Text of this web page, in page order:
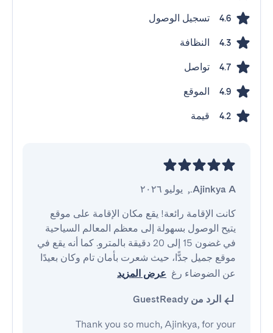
4.6 تسجيل الوصول
4.3 النظافة
4.7 تواصل
4.9 الموقع
4.2 قيمة
Ajinkya A.
, يوليو ٢٠٢٦
عن الضوضاء رغ عرض المزيد
الرد من GuestReady
Thank you so much, Ajinkya, for your